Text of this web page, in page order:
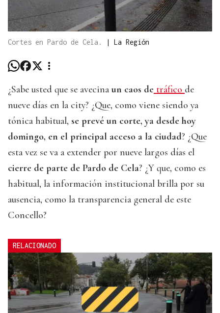
Cortes en Pardo de Cela. | La Región
¿Sabe usted que se avecina un caos de tráfico de
nueve días en la city? ¿Que, como viene siendo ya
tónica habitual, se prevé un corte, ya desde hoy
domingo, en el principal acceso a la ciudad? ¿Que
esta vez se va a extender por nueve largos días el
cierre de parte de Pardo de Cela? ¿Y que, como es
habitual, la información institucional brilla por su
ausencia, como la transparencia general de este
Concello?
RELACIONADO